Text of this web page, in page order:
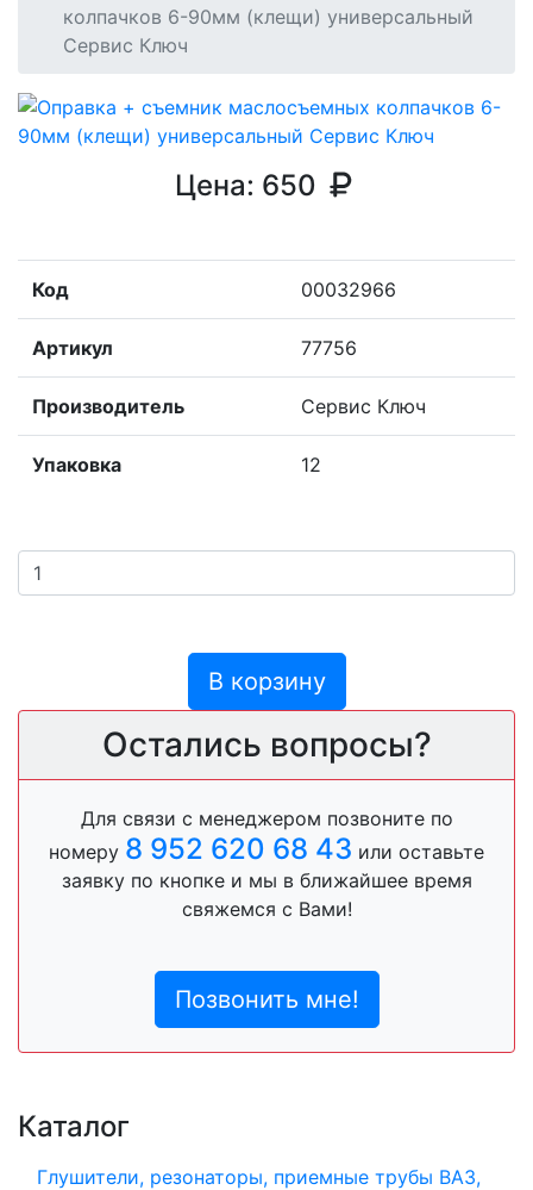
колпачков 6-90мм (клещи) универсальный
Сервис Ключ
Цена: 650
Код 00032966
Артикул 77756
Производитель Сервис Ключ
Упаковка 12
В корзину
Остались вопросы?
Для связи с менеджером позвоните по
номеру 8 952 620 68 43 или оставьте
заявку по кнопке и мы в ближайшее время
свяжемся с Вами!
Позвонить мне!
Каталог
Глушители, резонаторы, приемные трубы ВАЗ,